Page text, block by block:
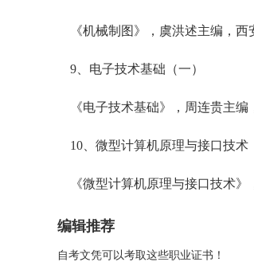
《机械制图》，虞洪述主编，西
9、电子技术基础（一）
《电子技术基础》，周连贵主编
10、微型计算机原理与接口技术
《微型计算机原理与接口技术》
编辑推荐
自考文凭可以考取这些职业证书！